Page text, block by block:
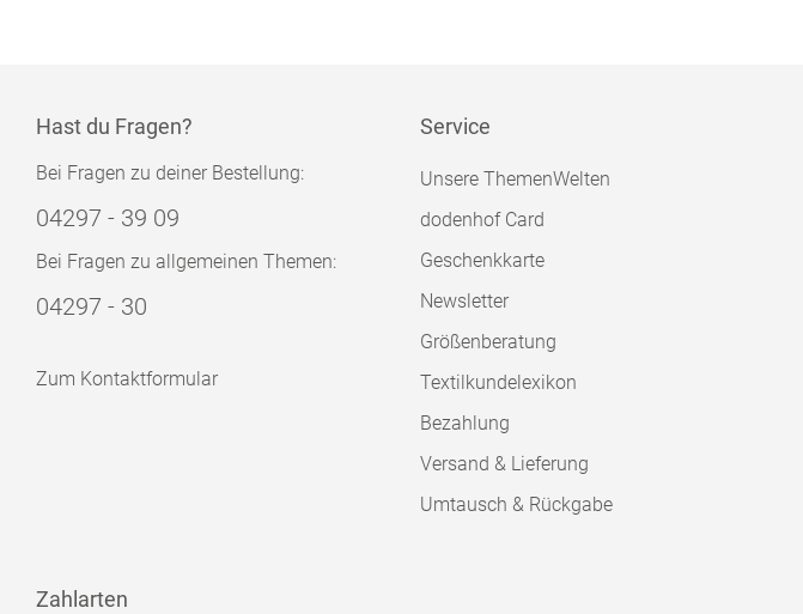
Hast du Fragen?
Bei Fragen zu deiner Bestellung:
04297 - 39 09
Bei Fragen zu allgemeinen Themen:
04297 - 30
Zum Kontaktformular
Service
Unsere ThemenWelten
dodenhof Card
Geschenkkarte
Newsletter
Größenberatung
Textilkundelexikon
Bezahlung
Versand & Lieferung
Umtausch & Rückgabe
Zahlarten